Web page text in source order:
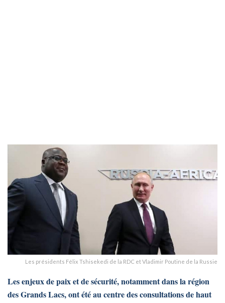
Les présidents Félix Tshisekedi de la RDC et Vladimir Poutine de la Russie
Les enjeux de paix et de sécurité, notamment dans la région
des Grands Lacs, ont été au centre des consultations de haut